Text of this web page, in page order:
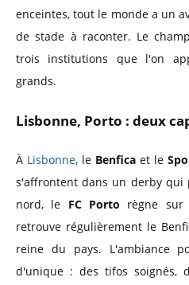
enceintes, tout le monde a un
de stade à raconter. Le
trois institutions que l'on
grands.
Lisbonne, Porto : deux
À Lisbonne, le Benfica et le
s'affrontent dans un derby qui
nord, le FC Porto règne sur
retrouve régulièrement le
reine du pays. L'ambiance
d'unique : des tifos soignés,